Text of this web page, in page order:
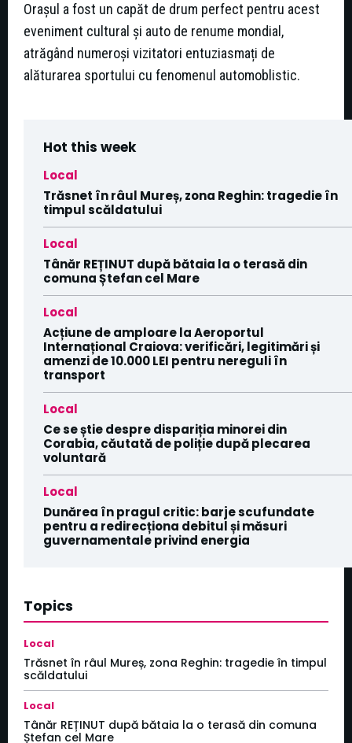
Orașul a fost un capăt de drum perfect pentru acest
eveniment cultural și auto de renume mondial,
atrăgând numeroși vizitatori entuziasmați de
alăturarea sportului cu fenomenul automoblistic.
Hot this week
Local
Trăsnet în râul Mureș, zona Reghin: tragedie în
timpul scăldatului
Local
Tânăr REȚINUT după bătaia la o terasă din
comuna Ștefan cel Mare
Local
Acțiune de amploare la Aeroportul
Internațional Craiova: verificări, legitimări și
amenzi de 10.000 LEI pentru nereguli în
transport
Local
Ce se știe despre dispariția minorei din
Corabia, căutată de poliție după plecarea
voluntară
Local
Dunărea în pragul critic: barje scufundate
pentru a redirecționa debitul și măsuri
guvernamentale privind energia
Topics
Local
Trăsnet în râul Mureș, zona Reghin: tragedie în timpul
scăldatului
Local
Tânăr REȚINUT după bătaia la o terasă din comuna
Ștefan cel Mare